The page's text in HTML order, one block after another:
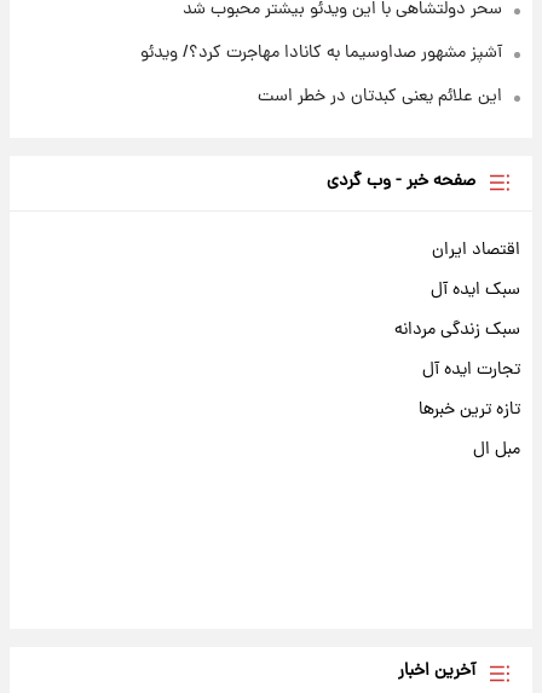
سحر دولتشاهی با این ویدئو بیشتر محبوب شد
آشپز مشهور صداوسیما به کانادا مهاجرت کرد؟/ ویدئو
این علائم یعنی کبدتان در خطر است
صفحه خبر - وب گردی
اقتصاد ایران
سبک ایده آل
سبک زندگی مردانه
تجارت ایده آل
تازه ترین خبرها
مبل ال
آخرین اخبار